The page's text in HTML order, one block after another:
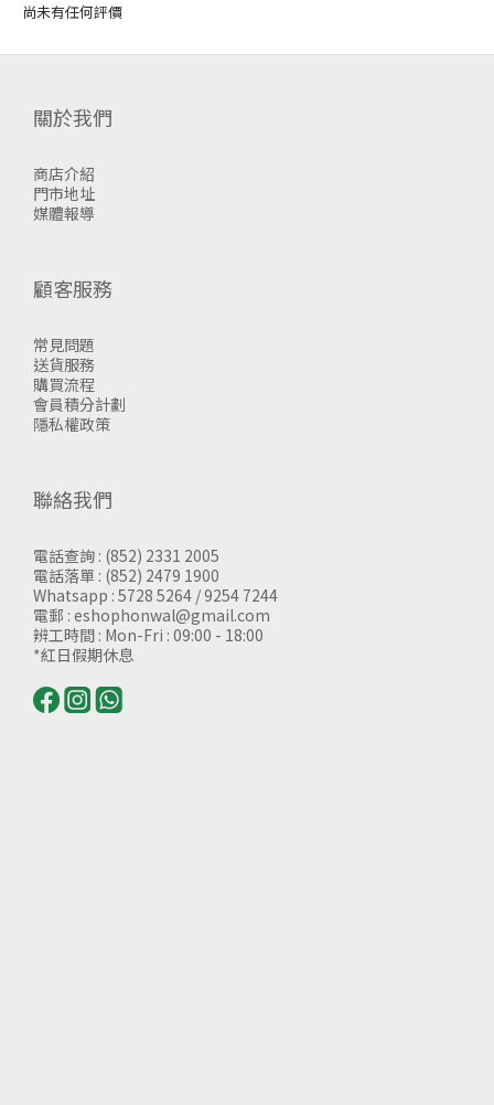
尚未有任何評價
關於我們
商店介紹
門市地址
媒體報導
顧客服務
常見問題
送貨服務
購買流程
會員積分計劃
隱私權政策
聯絡我們
電話查詢 : (852) 2331 2005
電話落單 : (852) 2479 1900
Whatsapp : 5728 5264 / 9254 7244
電郵 : eshophonwal@gmail.com
辨工時間 : Mon-Fri : 09:00 - 18:00
*紅日假期休息